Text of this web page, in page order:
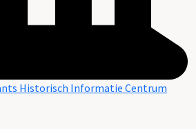
Historisch Informatie Centrum